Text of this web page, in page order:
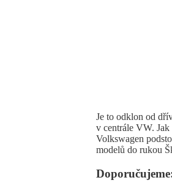
Je to odklon od
v centrále VW.
Volkswagen
modelů do rukou